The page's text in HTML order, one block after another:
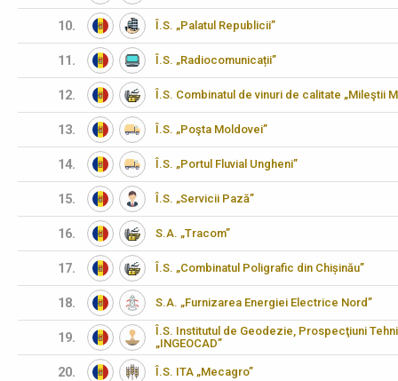
10. Î.S. „Palatul Republicii”
11. Î.S. „Radiocomunicații”
12. Î.S. Combinatul de vinuri de calitate „Mileştii
13. Î.S. „Poşta Moldovei”
14. Î.S. „Portul Fluvial Ungheni”
15. Î.S. „Servicii Pază”
16. S.A. „Tracom”
17. Î.S. „Combinatul Poligrafic din Chișinău”
18. S.A. „Furnizarea Energiei Electrice Nord”
19.
Î.S. Institutul de Geodezie, Prospecţiuni
„INGEOCAD”
20. Î.S. ITA „Mecagro”